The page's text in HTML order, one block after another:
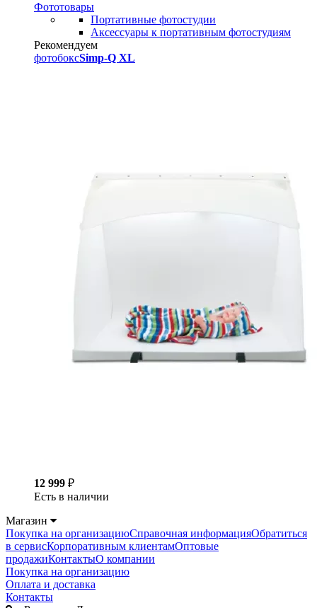
Фототовары
Портативные фотостудии
Аксессуары к портативным фотостудиям
Рекомендуем
фотобоксSimp-Q XL
12 999 ₽
Есть в наличии
Магазин
Покупка на организациюСправочная информацияОбратиться
в сервисКорпоративным клиентамОптовые
продажиКонтактыО компании
Покупка на организацию
Оплата и доставка
Контакты